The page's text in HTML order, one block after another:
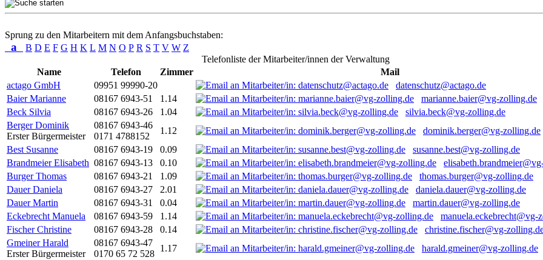
Sprung zu den Mitarbeitern mit dem Anfangsbuchstaben:
a B D E F G H K L M N O P R S T V W Z
Telefonliste der Mitarbeiter/innen der Verwaltung
Name
Telefon Zimmer
Mail
actago GmbH
09951 99990-20
datenschutz@actago.de
Baier Marianne
08167 6943-51 1.14
marianne.baier@vg-zolling.de
Beck Silvia
08167 6943-26 1.04
silvia.beck@vg-zolling.de
Berger Dominik
Erster Bürgermeister
08167 6943-46
0171 4788152
1.12
dominik.berger@vg-zolling.de
Best Susanne
08167 6943-19 0.09
susanne.best@vg-zolling.de
Brandmeier Elisabeth 08167 6943-13 0.10
Burger Thomas
08167 6943-21 1.09
thomas.burger@vg-zolling.de
Dauer Daniela
08167 6943-27 2.01
daniela.dauer@vg-zolling.de
Dauer Martin
08167 6943-31 0.04
martin.dauer@vg-zolling.de
Eckebrecht Manuela
08167 6943-59 1.14
manuela.eckebrecht@vg-
Fischer Christine
08167 6943-28 0.14
christine.fischer@vg-
Gmeiner Harald
Erster Bürgermeister
08167 6943-47
0170 65 72 528
1.17
harald.gmeiner@vg-zolling.de